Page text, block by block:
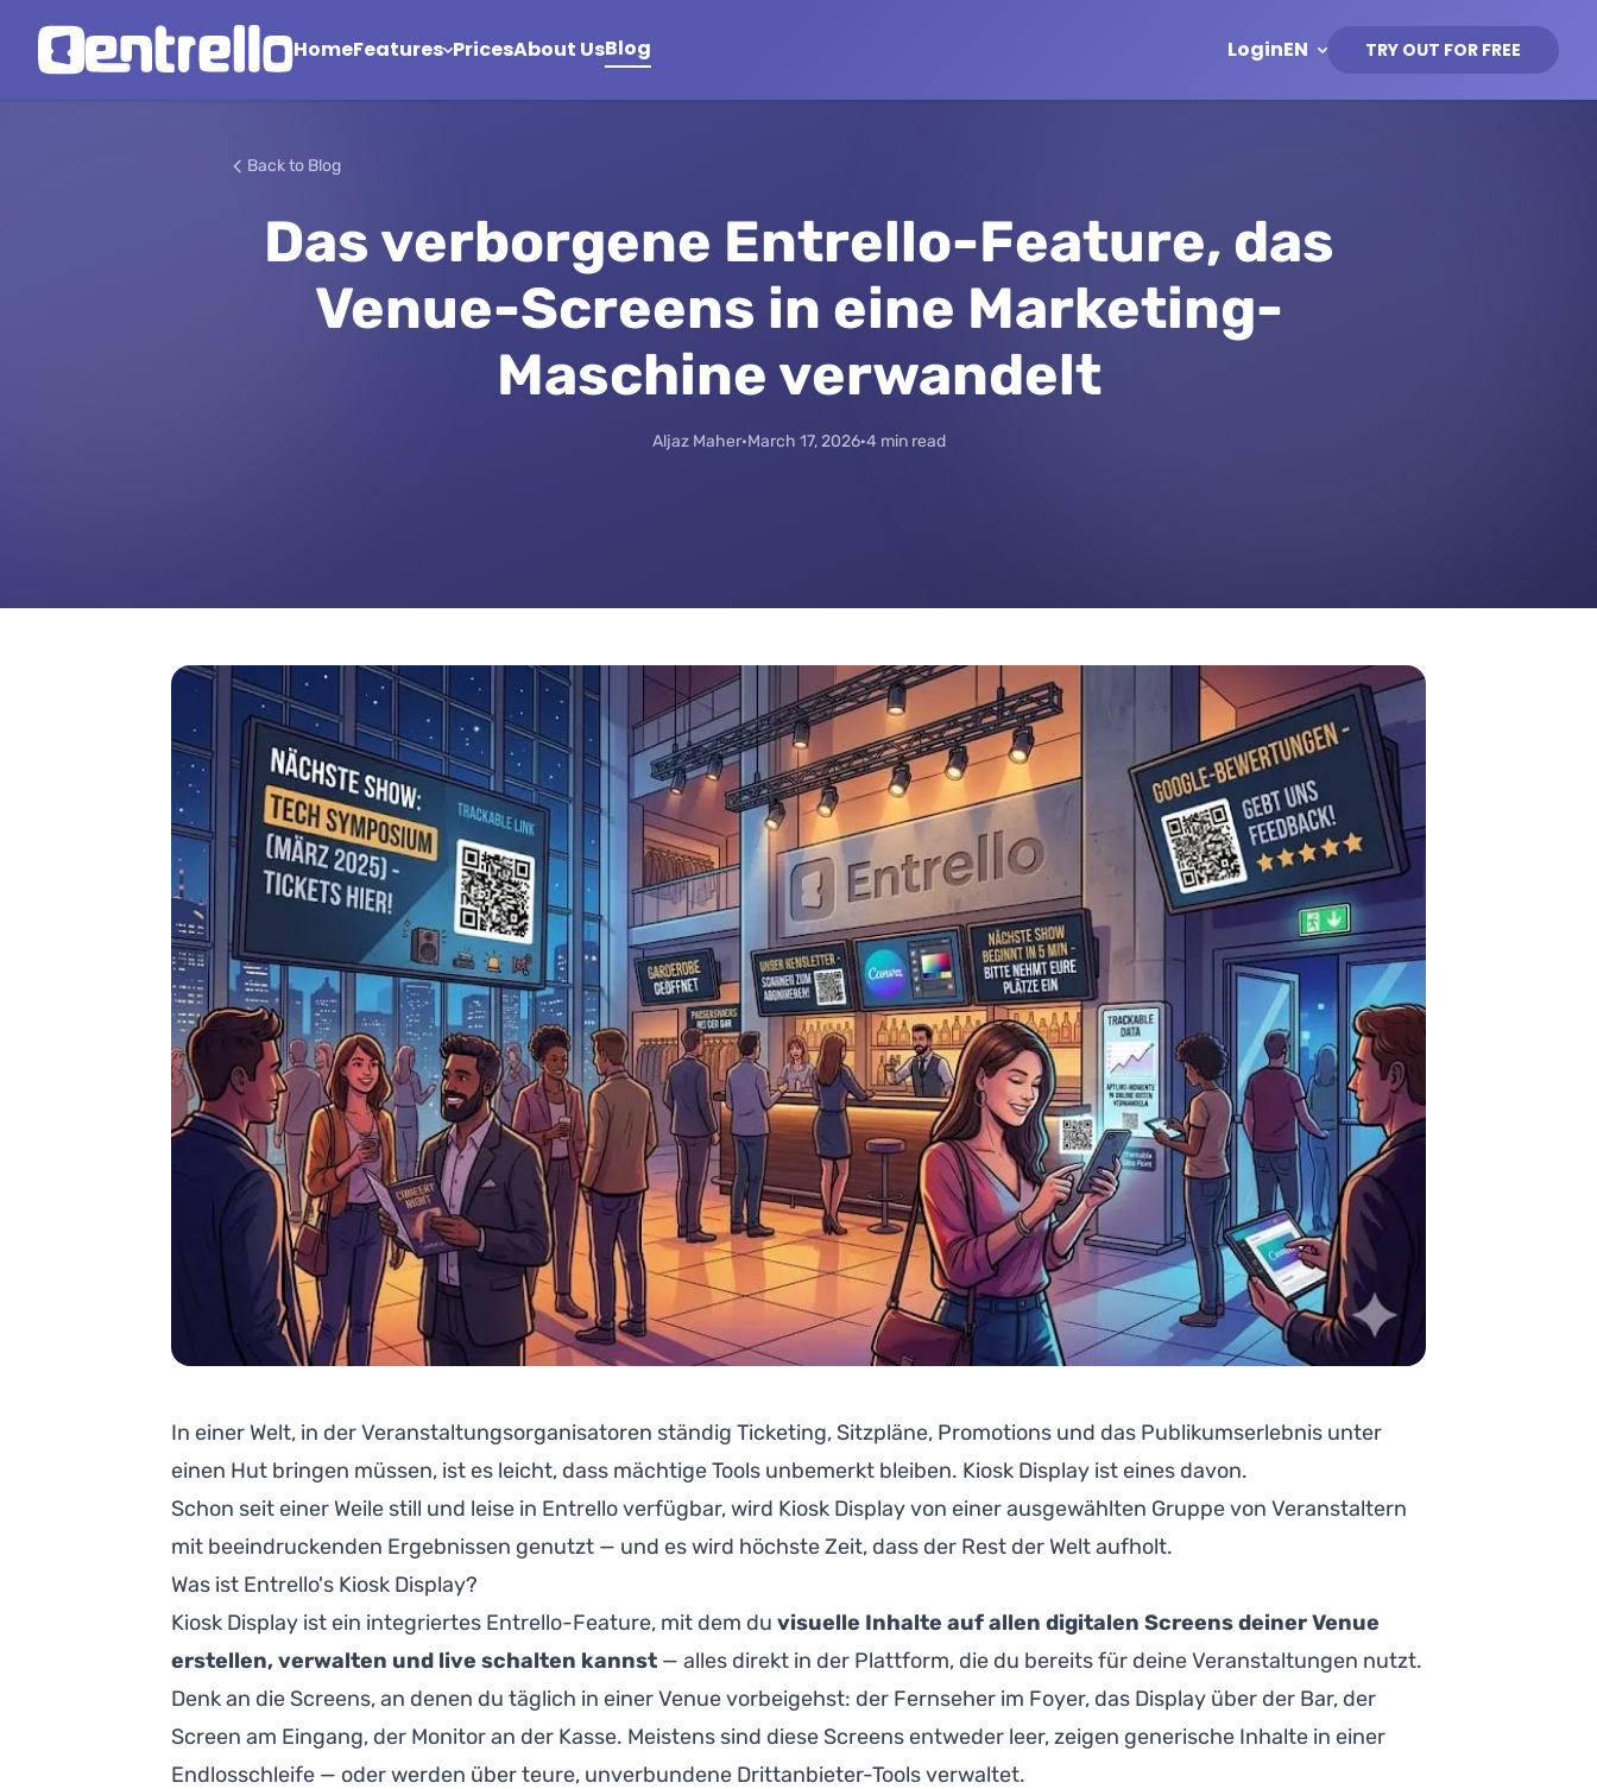
HomeFeatures PricesAbout UsBlog LoginEN TRY OUT FOR FREE
Back to Blog
Das verborgene Entrello-Feature, das
Venue-Screens in eine Marketing-
Maschine verwandelt
Aljaz Maher·March 17, 2026·4 min read
In einer Welt, in der Veranstaltungsorganisatoren ständig Ticketing, Sitzpläne, Promotions und das Publikumserlebnis unter
einen Hut bringen müssen, ist es leicht, dass mächtige Tools unbemerkt bleiben. Kiosk Display ist eines davon.
Schon seit einer Weile still und leise in Entrello verfügbar, wird Kiosk Display von einer ausgewählten Gruppe von Veranstaltern
mit beeindruckenden Ergebnissen genutzt — und es wird höchste Zeit, dass der Rest der Welt aufholt.
Was ist Entrello's Kiosk Display?
Kiosk Display ist ein integriertes Entrello-Feature, mit dem du visuelle Inhalte auf allen digitalen Screens deiner Venue
erstellen, verwalten und live schalten kannst — alles direkt in der Plattform, die du bereits für deine Veranstaltungen nutzt.
Denk an die Screens, an denen du täglich in einer Venue vorbeigehst: der Fernseher im Foyer, das Display über der Bar, der
Screen am Eingang, der Monitor an der Kasse. Meistens sind diese Screens entweder leer, zeigen generische Inhalte in einer
Endlosschleife — oder werden über teure, unverbundene Drittanbieter-Tools verwaltet.